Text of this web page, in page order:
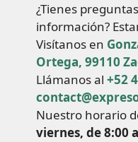
¿Tienes
información?
Visítanos en
Ortega, 99110
Llámanos al +52
Nuestro horario
viernes, de 8:00